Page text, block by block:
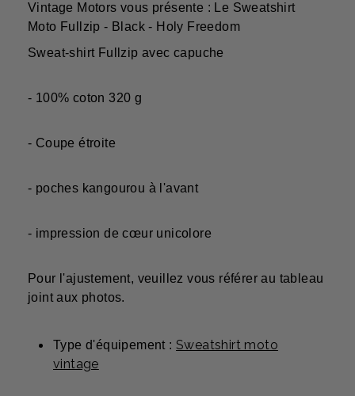
Vintage Motors vous présente : Le Sweatshirt
Moto Fullzip - Black - Holy Freedom
Sweat-shirt Fullzip avec capuche
- 100% coton 320 g
- Coupe étroite
- poches kangourou à l'avant
- impression de cœur unicolore
Pour l'ajustement, veuillez vous référer au tableau
joint aux photos.
Type d'équipement : Sweatshirt moto
vintage